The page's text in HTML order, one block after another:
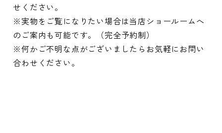
せください。
※実物をご覧になりたい場合は当店ショールームへ
のご案内も可能です。（完全予約制）
※何かご不明な点がございましたらお気軽にお問い
合わせください。